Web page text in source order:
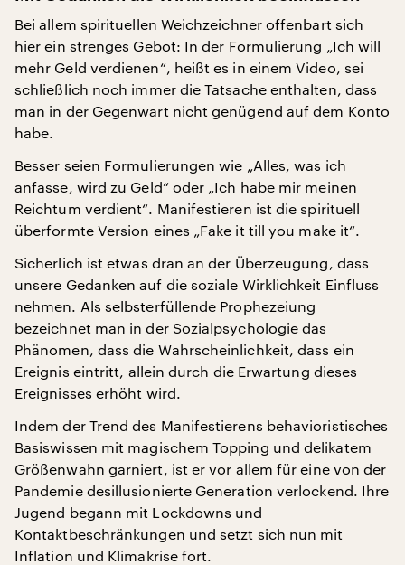
Bei allem spirituellen Weichzeichner offenbart sich
hier ein strenges Gebot: In der Formulierung „Ich will
mehr Geld verdienen“, heißt es in einem Video, sei
schließlich noch immer die Tatsache enthalten, dass
man in der Gegenwart nicht genügend auf dem Konto
habe.
Besser seien Formulierungen wie „Alles, was ich
anfasse, wird zu Geld“ oder „Ich habe mir meinen
Reichtum verdient“. Manifestieren ist die spirituell
überformte Version eines „Fake it till you make it“.
Sicherlich ist etwas dran an der Überzeugung, dass
unsere Gedanken auf die soziale Wirklichkeit Einfluss
nehmen. Als selbsterfüllende Prophezeiung
bezeichnet man in der Sozialpsychologie das
Phänomen, dass die Wahrscheinlichkeit, dass ein
Ereignis eintritt, allein durch die Erwartung dieses
Ereignisses erhöht wird.
Indem der Trend des Manifestierens behavioristisches
Basiswissen mit magischem Topping und delikatem
Größenwahn garniert, ist er vor allem für eine von der
Pandemie desillusionierte Generation verlockend. Ihre
Jugend begann mit Lockdowns und
Kontaktbeschränkungen und setzt sich nun mit
Inflation und Klimakrise fort.